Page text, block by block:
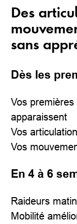
Des
sans
Dès les
Vos
apparaissent
Vos
Vos
En 4 à 6
Raideurs
Mobilité